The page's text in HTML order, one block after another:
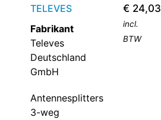
TELEVES
Fabrikant
Televes
Deutschland
GmbH
Antennesplitters
3-weg
€ 24,03
incl.
BTW